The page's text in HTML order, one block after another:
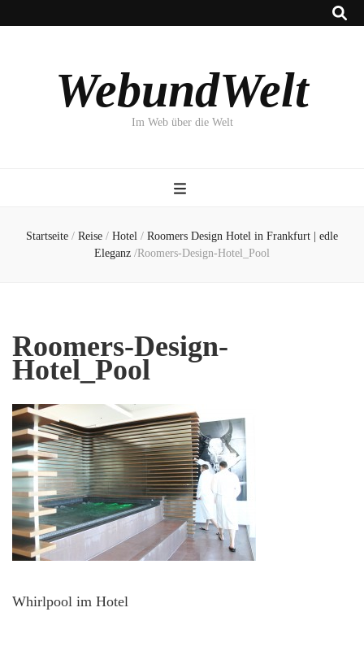
WebundWelt
Im Web über die Welt
Startseite / Reise / Hotel / Roomers Design Hotel in Frankfurt | edle
Eleganz /Roomers-Design-Hotel_Pool
Roomers-Design-
Hotel_Pool
Whirlpool im Hotel